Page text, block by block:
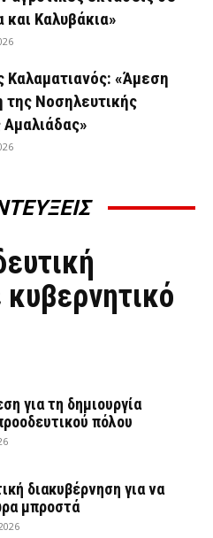
και Καλυβάκια»
Καλαματιανός: «Άμεση
της Νοσηλευτικής
για τη δημιουργία
πόλου
διακυβέρνηση για να
μπροστά